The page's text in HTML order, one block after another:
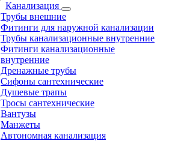
Канализация
Трубы внешние
Фитинги для наружной канализации
Трубы канализационные внутренние
Фитинги канализационные
внутренние
Дренажные трубы
Сифоны сантехнические
Душевые трапы
Тросы сантехнические
Вантузы
Манжеты
Автономная канализация